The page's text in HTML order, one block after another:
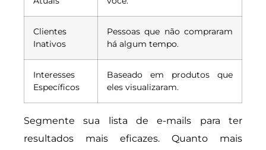
Clientes
Inativos
Pessoas que não compraram
há algum tempo.
Interesses
Específicos
Baseado em produtos que
eles visualizaram.
Segmente sua lista de e-mails para ter
resultados mais eficazes. Quanto mais